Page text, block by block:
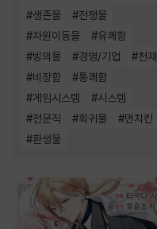
#생존물 #전쟁물
#차원이동물 #유쾌함
#빙의물 #경영/기업 #천재
#비장함 #통쾌함
#게임시스템 #시스템
#전문직 #회귀물 #먼치킨
#환생물